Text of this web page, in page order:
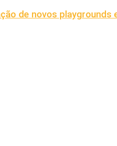
de novos playgrounds